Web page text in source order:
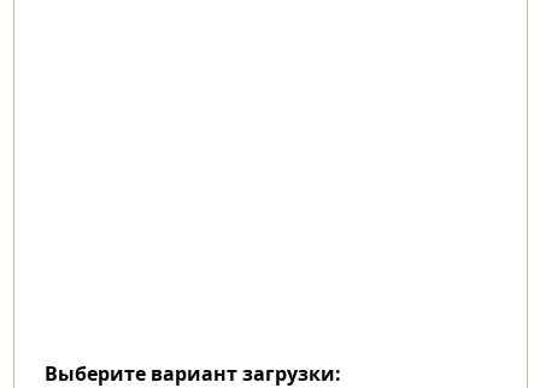
Выберите вариант загрузки: